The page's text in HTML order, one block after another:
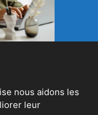
nous aidons les
leur